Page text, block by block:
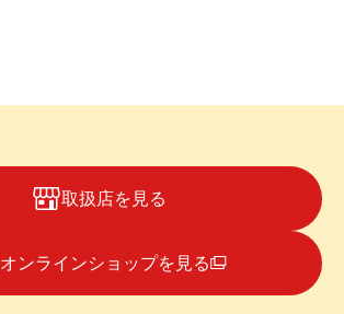
取扱店を見る
オンラインショップを見る